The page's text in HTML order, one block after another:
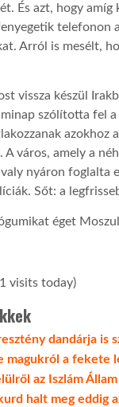
És azt, hogy
telefonon
Arról is mesélt,
vissza készül
szólította fel
azokhoz
város, amely a
nyáron foglalta
Sőt: a
éget
visits today)
dandárja is
magukról a fekete
az Iszlám
halt meg eddig